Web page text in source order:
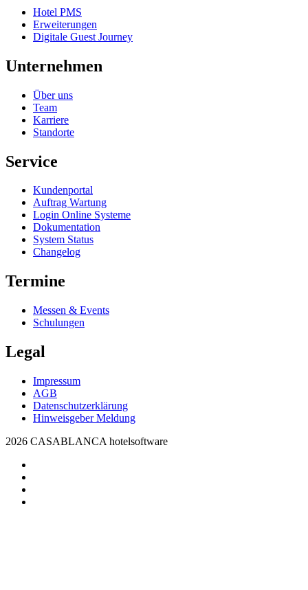
Hotel PMS
Erweiterungen
Digitale Guest Journey
Unternehmen
Über uns
Team
Karriere
Standorte
Service
Kundenportal
Auftrag Wartung
Login Online Systeme
Dokumentation
System Status
Changelog
Termine
Messen & Events
Schulungen
Legal
Impressum
AGB
Datenschutzerklärung
Hinweisgeber Meldung
2026 CASABLANCA hotelsoftware